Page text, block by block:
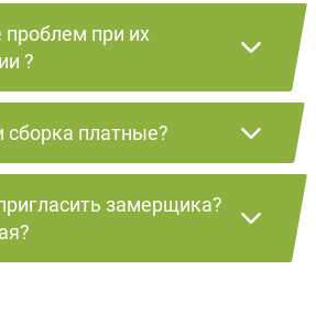
проблем при их
?
сборка платные?
замерщика?